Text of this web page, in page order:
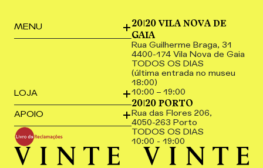
MENU
LOJA
APOIO
20|20 VILA NOVA DE
GAIA
Rua Guilherme Braga, 31
4400-174 Vila Nova de Gaia
TODOS OS DIAS
(última entrada no museu
18:00)
10:00 – 19:00
20|20 PORTO
Rua das Flores 206,
4050-263 Porto
TODOS OS DIAS
10:00 - 19:00